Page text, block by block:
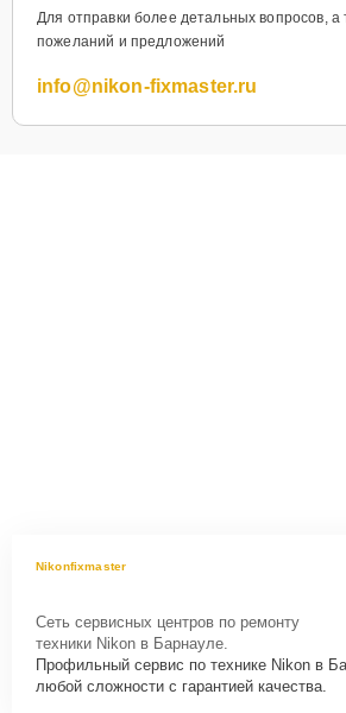
Для отправки более детальных вопросов, а
пожеланий и предложений
info@nikon-fixmaster.ru
Nikonfixmaster
Сеть сервисных центров по ремонту
техники Nikon в Барнауле.
Профильный сервис по технике Nikon в
любой сложности с гарантией качества.